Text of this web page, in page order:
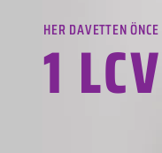
HER DAVETTEN ÖNCE
1 LCV